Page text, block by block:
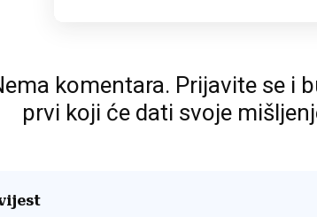
komentara. Prijavite se i
prvi koji će dati svoje